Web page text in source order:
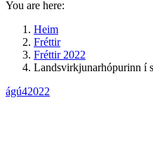
You are here:
Heim
Fréttir
Fréttir 2022
Landsvirkjunarhópurinn í
ágú42022